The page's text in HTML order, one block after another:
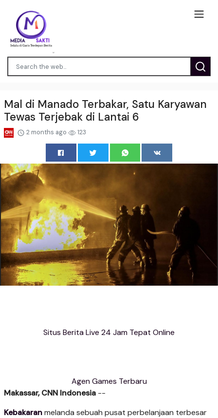
Mal di Manado Terbakar, Satu Karyawan
Tewas Terjebak di Lantai 6
2 months ago 123
Situs Berita Live 24 Jam Tepat Online
Agen Games Terbaru
Makassar, CNN Indonesia --
Kebakaranmelanda sebuah pusat perbelanjaan terbesar